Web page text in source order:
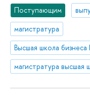
Поступающим
магистратура
Высшая школа
магистратура высшая